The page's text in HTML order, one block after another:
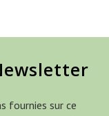
fournies sur ce